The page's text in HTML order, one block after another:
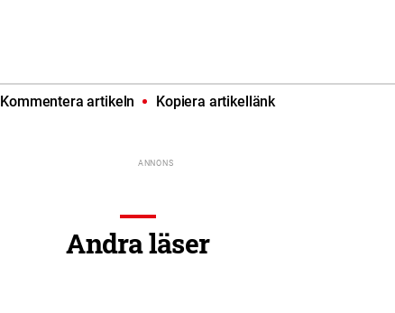
Kommentera artikeln Kopiera artikellänk
Andra läser